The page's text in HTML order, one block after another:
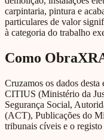
carpintaria, pintura e
particulares de valor
à categoria do trabalho
Como
Cruzamos os dados
CITIUS (Ministério da
Segurança Social,
(ACT), Publicações do
tribunais cíveis e o